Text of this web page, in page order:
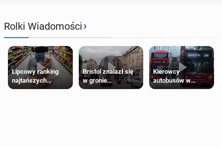
Rolki Wiadomości›
Lipcowy ranking
najtańszych
supermarketów
Bristol znalazł się
w gronie
najlepszych
Kierowcy
autobusów w
Londynie